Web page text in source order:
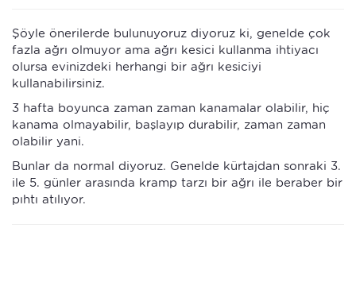
Şöyle önerilerde bulunuyoruz diyoruz ki, genelde çok
fazla ağrı olmuyor ama ağrı kesici kullanma ihtiyacı
olursa evinizdeki herhangi bir ağrı kesiciyi
kullanabilirsiniz.
3 hafta boyunca zaman zaman kanamalar olabilir, hiç
kanama olmayabilir, başlayıp durabilir, zaman zaman
olabilir yani.
Bunlar da normal diyoruz. Genelde kürtajdan sonraki 3.
ile 5. günler arasında kramp tarzı bir ağrı ile beraber bir
pıhtı atılıyor.